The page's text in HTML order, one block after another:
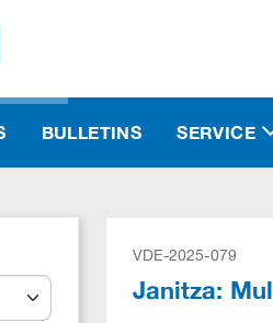
BULLETINS SERVICE
VDE-2025-079
Janitza: